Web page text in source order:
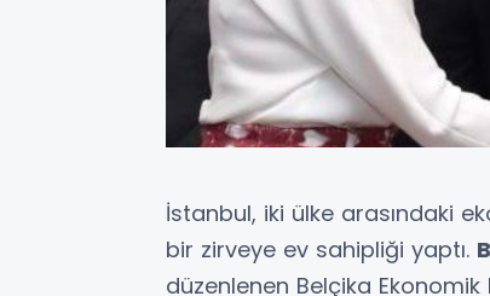
İstanbul, iki ülke arasındaki
bir zirveye ev sahipliği yaptı.
düzenlenen Belçika